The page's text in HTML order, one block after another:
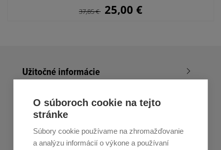
37,85€ 25,00 €
Užitočné informácie
Nákup v All4Men.sk
Zákaznícky servis
Prihláste sa k odberu noviniek
O súboroch cookie na tejto
stránke
Súbory cookie používame na zhromažďovanie
a analýzu informácií o výkone a používaní